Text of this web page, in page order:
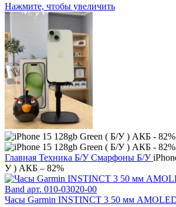
Нажмите, чтобы увеличить
Главная Техника Б/УСмарфоны Б/У
У ) АКБ – 82%
Часы Garmin INSTINCT 3 50 мм